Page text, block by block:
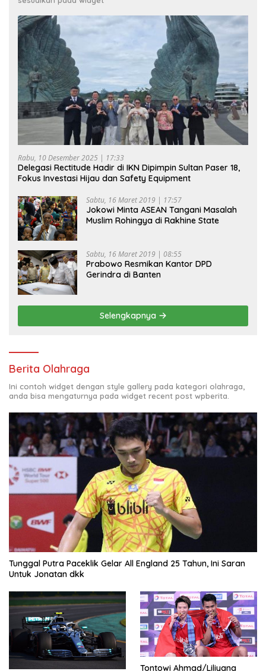
Rabu, 10 Desember 2025 | 17:33
Delegasi Rectitude Hadir di IKN Dipimpin Sultan Paser 18,
Fokus Investasi Hijau dan Safety Equipment
Sabtu, 16 Maret 2019 | 17:57
Jokowi Minta ASEAN Tangani Masalah
Muslim Rohingya di Rakhine State
Sabtu, 16 Maret 2019 | 08:55
Prabowo Resmikan Kantor DPD
Gerindra di Banten
Selengkapnya
Berita Olahraga
Ini contoh widget dengan style gallery pada kategori olahraga,
anda bisa mengaturnya pada widget recent post wpberita.
Tunggal Putra Paceklik Gelar All England 25 Tahun, Ini Saran
Untuk Jonatan dkk
Tontowi Ahmad/Liliyana